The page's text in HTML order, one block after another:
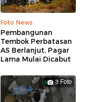
Foto News
Pembangunan
Tembok Perbatasan
AS Berlanjut, Pagar
Lama Mulai Dicabut
3 Foto